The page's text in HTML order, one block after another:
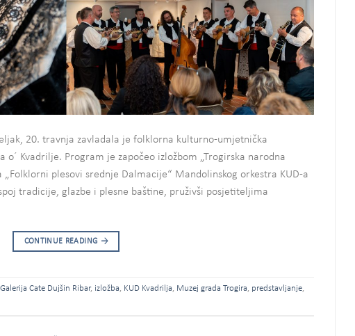
20. travnja zavladala je folklorna kulturno-umjetnička
Kvadrilje. Program je započeo izložbom „Trogirska narodna
plesovi srednje Dalmacije“ Mandolinskog orkestra KUD-a
tradicije, glazbe i plesne baštine, pruživši posjetiteljima
CONTINUE READING →
Galerija Cate Dujšin Ribar, izložba, KUD Kvadrilja, Muzej grada Trogira, predstavljanje,